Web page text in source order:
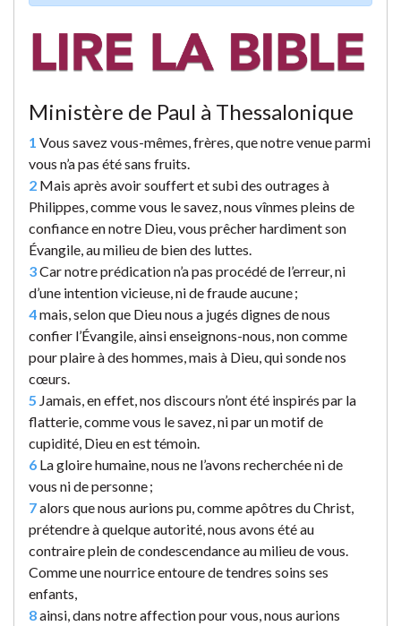
Ministère de Paul à Thessalonique
1 Vous savez vous-mêmes, frères, que notre venue parmi
vous n’a pas été sans fruits.
2 Mais après avoir souffert et subi des outrages à
Philippes, comme vous le savez, nous vînmes pleins de
confiance en notre Dieu, vous prêcher hardiment son
Évangile, au milieu de bien des luttes.
3Car notre prédication n’a pas procédé de l’erreur, ni
d’une intention vicieuse, ni de fraude aucune ;
4mais, selon que Dieu nous a jugés dignes de nous
confier l’Évangile, ainsi enseignons-nous, non comme
pour plaire à des hommes, mais à Dieu, qui sonde nos
cœurs.
5 Jamais, en effet, nos discours n’ont été inspirés par la
flatterie, comme vous le savez, ni par un motif de
cupidité, Dieu en est témoin.
6 La gloire humaine, nous ne l’avons recherchée ni de
vous ni de personne ;
7alors que nous aurions pu, comme apôtres du Christ,
prétendre à quelque autorité, nous avons été au
contraire plein de condescendance au milieu de vous.
Comme une nourrice entoure de tendres soins ses
enfants,
8ainsi, dans notre affection pour vous, nous aurions